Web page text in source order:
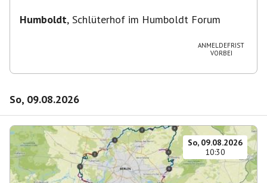
Humboldt, Schlüterhof im Humboldt Forum
ANMELDEFRIST
VORBEI
So, 09.08.2026
So, 09.08.2026
10:30